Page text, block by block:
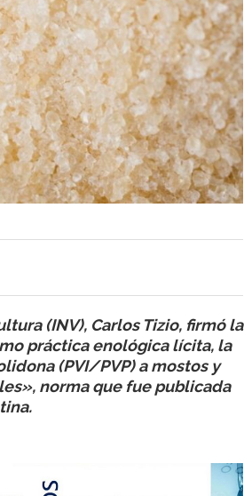
(INV), Carlos Tizio, firmó la
práctica enológica lícita, la
(PVI/PVP) a mostos y
norma que fue publicada